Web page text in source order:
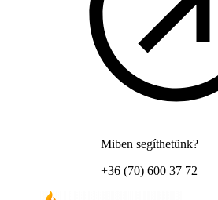
Miben segíthetünk?
+36 (70) 600 37 72